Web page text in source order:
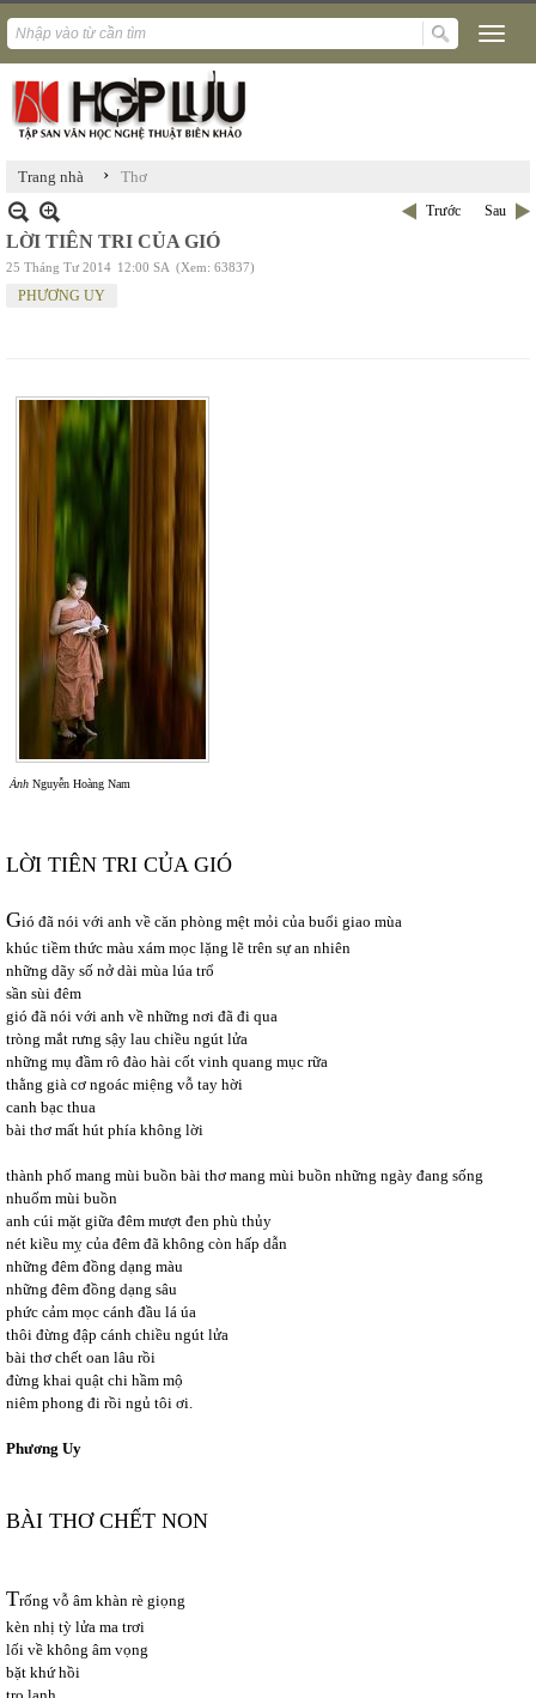
Trang nhà › Thơ
Trước Sau
LỜI TIÊN TRI CỦA GIÓ
25 Tháng Tư 2014 12:00 SA (Xem: 63837)
PHƯƠNG UY
Ảnh Nguyễn Hoàng Nam
LỜI TIÊN TRI CỦA GIÓ
Gió đã nói với anh về căn phòng mệt mỏi của buổi giao mùa
khúc tiềm thức màu xám mọc lặng lẽ trên sự an nhiên
những dãy số nở dài mùa lúa trổ
sần sùi đêm
gió đã nói với anh về những nơi đã đi qua
tròng mắt rưng sậy lau chiều ngút lửa
những mụ đầm rô đào hài cốt vinh quang mục rữa
thằng già cơ ngoác miệng vỗ tay hời
canh bạc thua
bài thơ mất hút phía không lời
thành phố mang mùi buồn bài thơ mang mùi buồn những ngày đang sống
nhuốm mùi buồn
anh cúi mặt giữa đêm mượt đen phù thủy
nét kiều mỵ của đêm đã không còn hấp dẫn
những đêm đồng dạng màu
những đêm đồng dạng sâu
phức cảm mọc cánh đầu lá úa
thôi đừng đập cánh chiều ngút lửa
bài thơ chết oan lâu rồi
đừng khai quật chi hầm mộ
niêm phong đi rồi ngủ tôi ơi.
Phương Uy
BÀI THƠ CHẾT NON
Trống vỗ âm khàn rè giọng
kèn nhị tỳ lửa ma trơi
lối về không âm vọng
bặt khứ hồi